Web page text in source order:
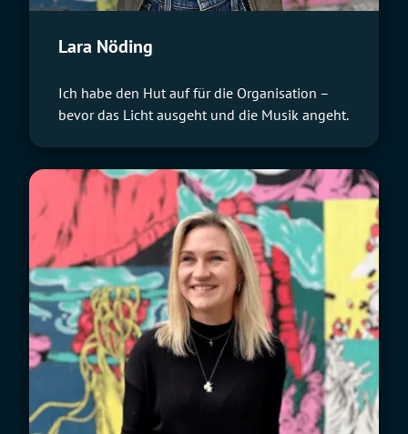
Lara Nöding
Ich habe den Hut auf für die Organisation –
bevor das Licht ausgeht und die Musik angeht.